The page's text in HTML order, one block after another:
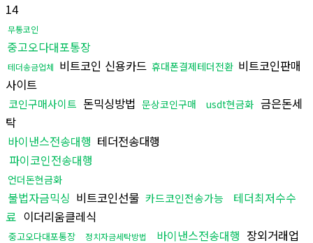
14
무통코인
중고오다대포통장
테더송금업체 비트코인 신용카드 휴대폰결제테더전환 비트코인판매
사이트
코인구매사이트 돈믹싱방법 문상코인구매 usdt현금화 금은돈세
탁
바이낸스전송대행 테더전송대행
파이코인전송대행
언더돈현금화
불법자금믹싱 비트코인선물 카드코인전송가능
테더최저수수
료 이더리움클레식
중고오다대포통장 정치자금세탁방법 바이낸스전송대행 장외거래업